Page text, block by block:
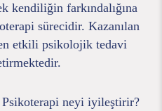
kendiliğin farkındalığına
sürecidir. Kazanılan
etkili psikolojik tedavi
Psikoterapi neyi iyileştirir?